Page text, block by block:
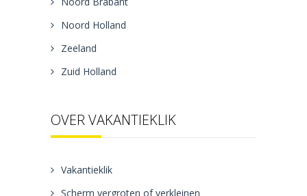
Noord Holland
Zeeland
Zuid Holland
OVER VAKANTIEKLIK
Vakantieklik
Scherm vergroten of verkleinen